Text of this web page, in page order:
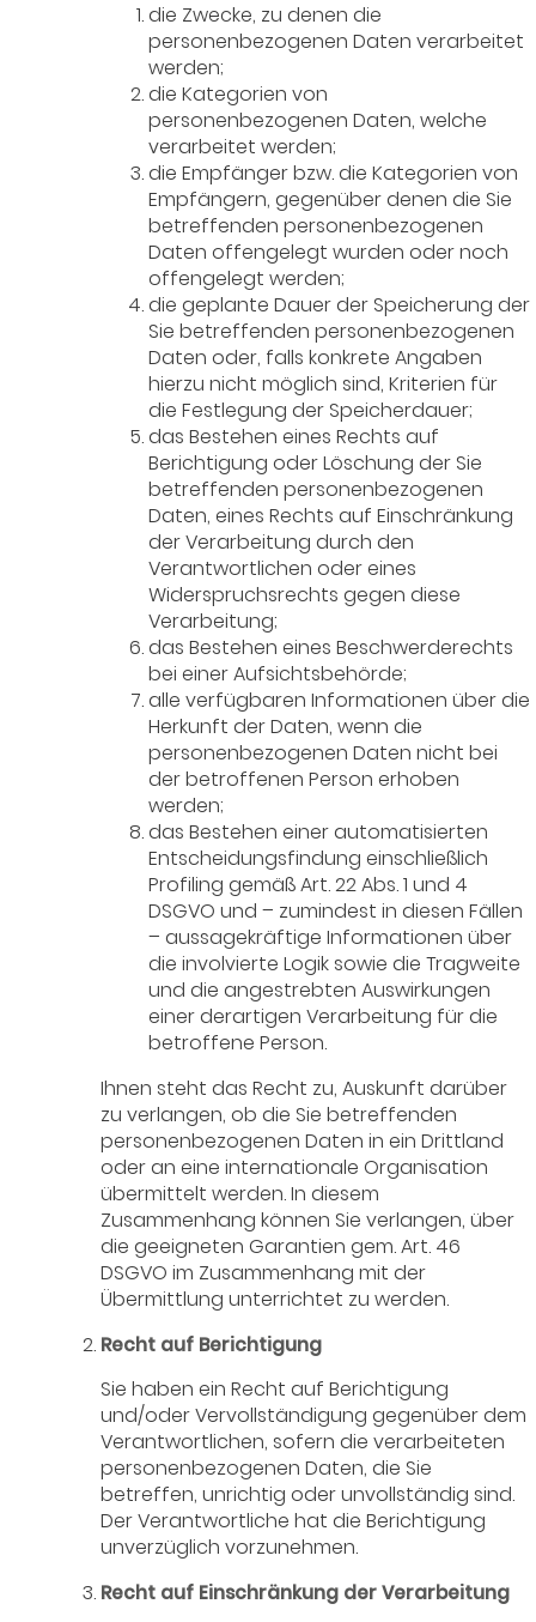
die Zwecke, zu denen die
personenbezogenen Daten verarbeitet
werden;
die Kategorien von
personenbezogenen Daten, welche
verarbeitet werden;
die Empfänger bzw. die Kategorien von
Empfängern, gegenüber denen die Sie
betreffenden personenbezogenen
Daten offengelegt wurden oder noch
offengelegt werden;
die geplante Dauer der Speicherung der
Sie betreffenden personenbezogenen
Daten oder, falls konkrete Angaben
hierzu nicht möglich sind, Kriterien für
die Festlegung der Speicherdauer;
das Bestehen eines Rechts auf
Berichtigung oder Löschung der Sie
betreffenden personenbezogenen
Daten, eines Rechts auf Einschränkung
der Verarbeitung durch den
Verantwortlichen oder eines
Widerspruchsrechts gegen diese
Verarbeitung;
das Bestehen eines Beschwerderechts
bei einer Aufsichtsbehörde;
alle verfügbaren Informationen über die
Herkunft der Daten, wenn die
personenbezogenen Daten nicht bei
der betroffenen Person erhoben
werden;
das Bestehen einer automatisierten
Entscheidungsfindung einschließlich
Profiling gemäß Art. 22 Abs. 1 und 4
DSGVO und – zumindest in diesen Fällen
– aussagekräftige Informationen über
die involvierte Logik sowie die Tragweite
und die angestrebten Auswirkungen
einer derartigen Verarbeitung für die
betroffene Person.
Ihnen steht das Recht zu, Auskunft darüber
zu verlangen, ob die Sie betreffenden
personenbezogenen Daten in ein Drittland
oder an eine internationale Organisation
übermittelt werden. In diesem
Zusammenhang können Sie verlangen, über
die geeigneten Garantien gem. Art. 46
DSGVO im Zusammenhang mit der
Übermittlung unterrichtet zu werden.
Recht auf Berichtigung
Sie haben ein Recht auf Berichtigung
und/oder Vervollständigung gegenüber dem
Verantwortlichen, sofern die verarbeiteten
personenbezogenen Daten, die Sie
betreffen, unrichtig oder unvollständig sind.
Der Verantwortliche hat die Berichtigung
unverzüglich vorzunehmen.
Recht auf Einschränkung der Verarbeitung